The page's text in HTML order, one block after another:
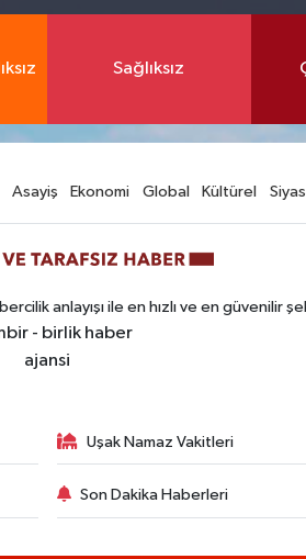
Sağlıksız
Asayiş Ekonomi Global Kültürel
anlayışı ile en hızlı ve en güvenilir
Uşak Namaz Vakitleri
Son Dakika Haberleri